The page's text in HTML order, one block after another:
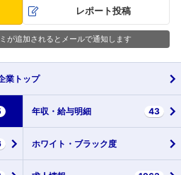
レポート投稿
が追加されるとメールで通知します
業 トップ
年収・ 給与明細 43
ホワイト・ ブラック度